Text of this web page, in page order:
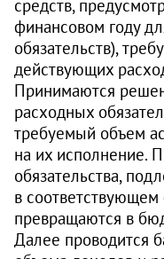
средств,
финансовом году
обязательств),
действующих
Принимаются
расходных
требуемый объем
на их исполнение.
обязательства,
в
превращаются в
Далее проводится